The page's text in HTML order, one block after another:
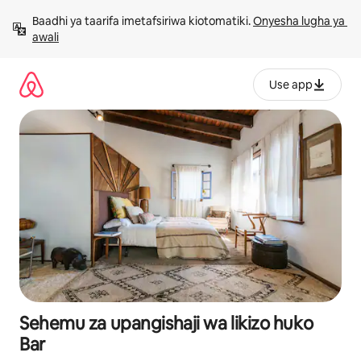
kwenda
kwenye
Baadhi ya taarifa imetafsiriwa kiotomatiki. Onyesha lugha ya
awali
Use app
Sehemu za upangishaji wa likizo huko
Bar